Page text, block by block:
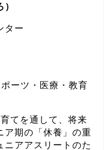
ター
ーツ・医療・教育
てを通して、将来
ア期の「休養」の重
ニアアスリートのた